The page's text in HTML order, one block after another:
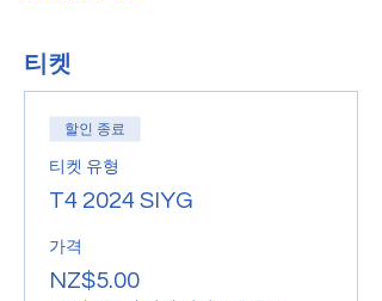
티켓
할인 종료
티켓 유형
T4 2024 SIYG
가격
NZ$5.00